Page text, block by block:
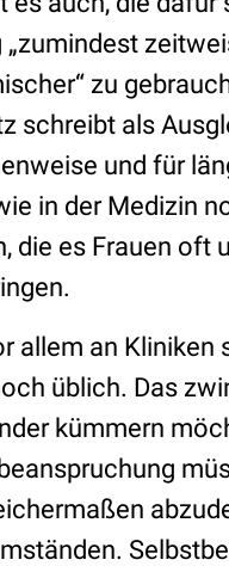
zu
schreibt als
und für
in der Medizin
die es Frauen
allem an
üblich. Das
kümmern